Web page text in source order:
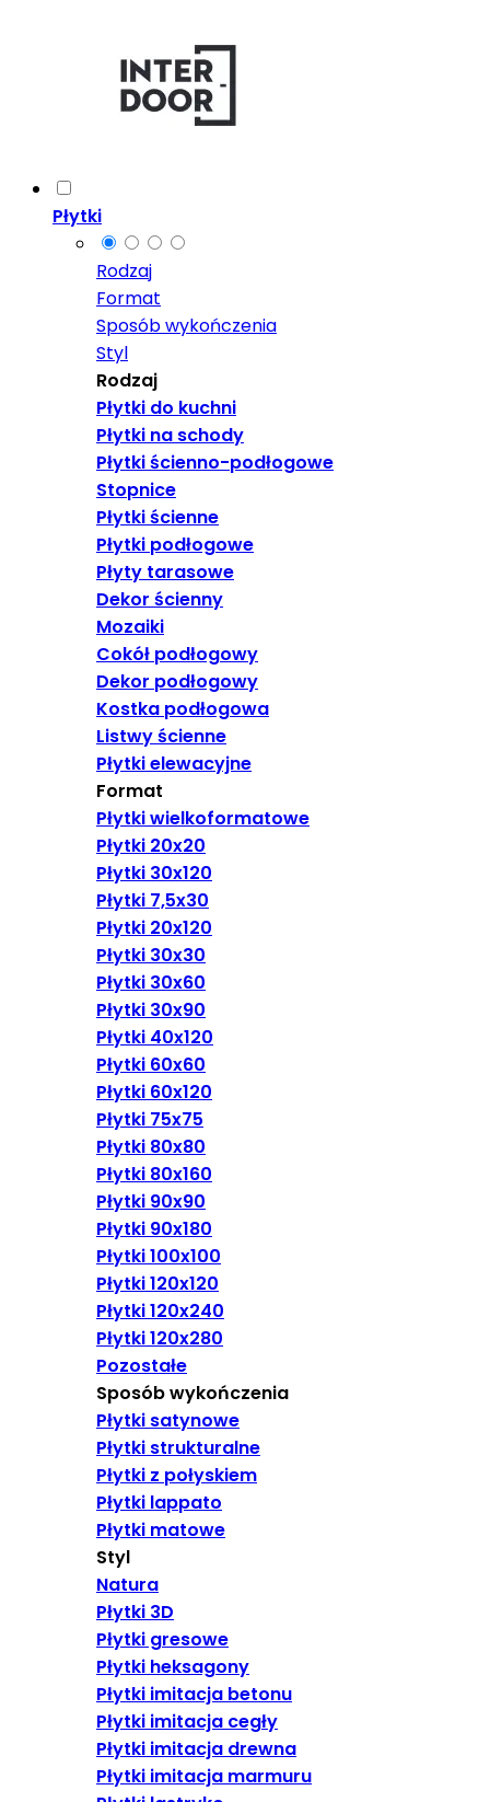
Płytki
Rodzaj
Format
Sposób wykończenia
Styl
Rodzaj
Płytki do kuchni
Płytki na schody
Płytki ścienno-podłogowe
Stopnice
Płytki ścienne
Płytki podłogowe
Płyty tarasowe
Dekor ścienny
Mozaiki
Cokół podłogowy
Dekor podłogowy
Kostka podłogowa
Listwy ścienne
Płytki elewacyjne
Format
Płytki wielkoformatowe
Płytki 20x20
Płytki 30x120
Płytki 7,5x30
Płytki 20x120
Płytki 30x30
Płytki 30x60
Płytki 30x90
Płytki 40x120
Płytki 60x60
Płytki 60x120
Płytki 75x75
Płytki 80x80
Płytki 80x160
Płytki 90x90
Płytki 90x180
Płytki 100x100
Płytki 120x120
Płytki 120x240
Płytki 120x280
Pozostałe
Sposób wykończenia
Płytki satynowe
Płytki strukturalne
Płytki z połyskiem
Płytki lappato
Płytki matowe
Styl
Natura
Płytki 3D
Płytki gresowe
Płytki heksagony
Płytki imitacja betonu
Płytki imitacja cegły
Płytki imitacja drewna
Płytki imitacja marmuru